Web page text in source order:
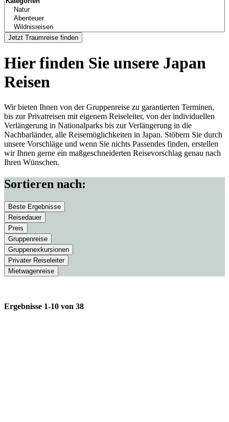
Nepal
Philippinen
Thailand
Tibet
Vietnam
Abu Dhabi
Vereinigte Arabische Emirate
Zentralasien & Ostasien
Japan
Jetzt Traumreise finden
Hier finden Sie unsere Japan
Reisen
Wir bieten Ihnen von der Gruppenreise zu garantierten Terminen,
bis zur Privatreisen mit eigenem Reiseleiter, von der individuellen
Verlängerung in Nationalparks bis zur Verlängerung in die
Nachbarländer, alle Reisemöglichkeiten in Japan. Stöbern Sie durch
unsere Vorschläge und wenn Sie nichts Passendes finden, erstellen
wir Ihnen gerne ein maßgeschneiderten Reisevorschlag genau nach
Ihren Wünschen.
Sortieren nach:
Beste Ergebnisse
Reisedauer
Preis
Gruppenreise
Gruppenexkursionen
Privater Reiseleiter
Mietwagenreise
Ergebnisse 1-10 von 38